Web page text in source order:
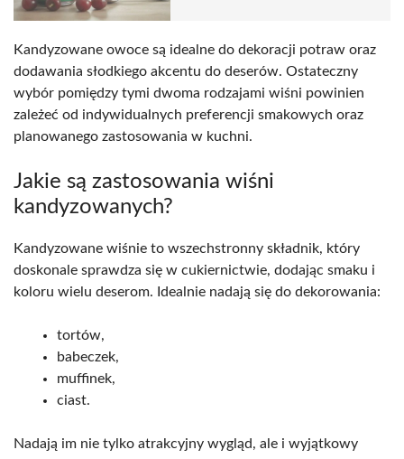
Kandyzowane owoce są idealne do dekoracji potraw oraz
dodawania słodkiego akcentu do deserów. Ostateczny
wybór pomiędzy tymi dwoma rodzajami wiśni powinien
zależeć od indywidualnych preferencji smakowych oraz
planowanego zastosowania w kuchni.
Jakie są zastosowania wiśni
kandyzowanych?
Kandyzowane wiśnie to wszechstronny składnik, który
doskonale sprawdza się w cukiernictwie, dodając smaku i
koloru wielu deserom. Idealnie nadają się do dekorowania:
tortów,
babeczek,
muffinek,
ciast.
Nadają im nie tylko atrakcyjny wygląd, ale i wyjątkowy